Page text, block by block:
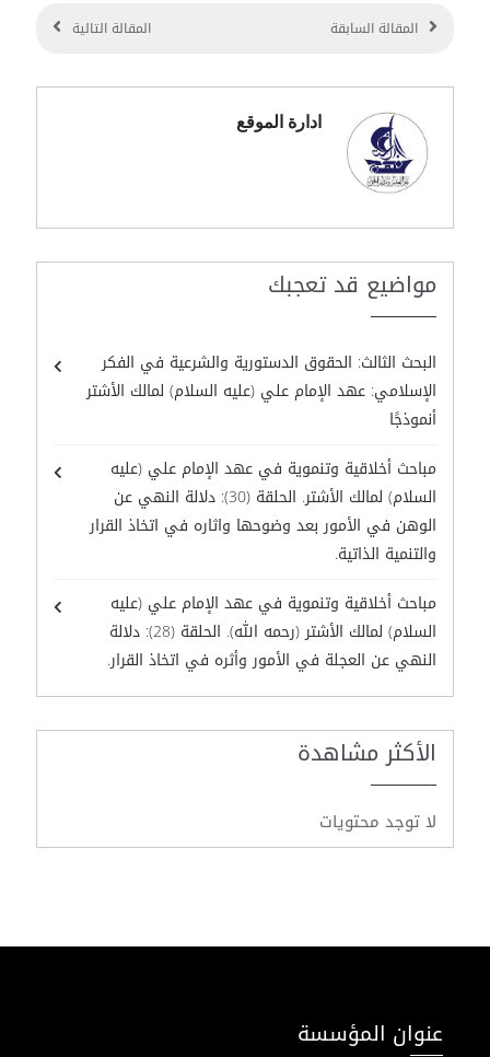
المقالة السابقة المقالة التالية
ادارة الموقع
مواضيع قد تعجبك
البحث الثالث: الحقوق الدستورية والشرعية في الفكر
الإسلامي: عهد الإمام علي (عليه السلام) لمالك الأشتر
أنموذجًا
مباحث أخلاقية وتنموية في عهد الإمام علي (عليه
السلام) لمالك الأشتر. الحلقة (30): دلالة النهي عن
الوهن في الأمور بعد وضوحها واثاره في اتخاذ القرار
والتنمية الذاتية.
مباحث أخلاقية وتنموية في عهد الإمام علي (عليه
السلام) لمالك الأشتر (رحمه الله). الحلقة (28): دلالة
النهي عن العجلة في الأمور وأثره في اتخاذ القرار.
الأكثر مشاهدة
لا توجد محتويات
عنوان المؤسسة